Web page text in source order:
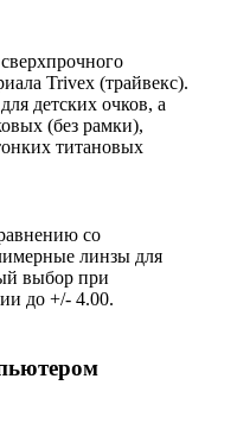
Trivex (трайвекс).
детских очков, а
(без рамки),
титановых
со
линзы для
выбор при
до +/- 4.00.